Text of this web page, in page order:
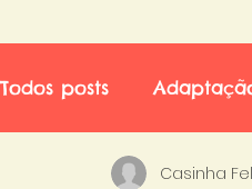
Todos posts
Casinha